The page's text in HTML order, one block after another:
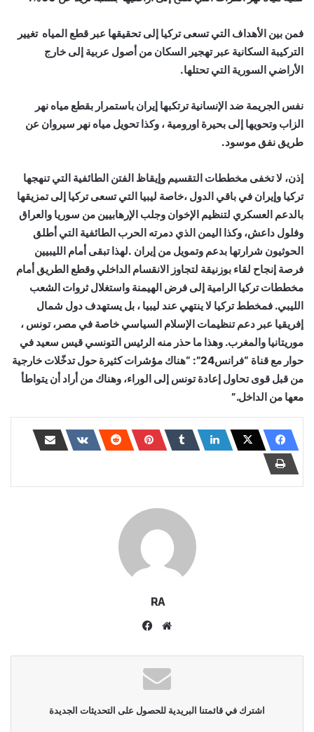
فمن بين الأهداف التي تسعى تركيا إلى تحقيقها عبر قطع المياه تغيير
التركيبة السكانية عبر تهجير السكان من أصول عربية إلى خارج
الأراضي السورية التي تحتلها.
نفس الجريمة ضد الإنسانية ترتكبها إيران باستمرار بقطع مياه نهر
الزاب وتحويها إلى بحيرة اورومية ، وكذا تحويل مياه نهر سيروان عن
طريق نفق موسود.
إذن، لا تخفى مخططات التقسيم وإيقاظ الفتن الطائفية التي تنهجها
تركيا وإيران في باقي الدول ،خاصة ليبيا التي تسعى تركيا إلى تمزيقها
بالدعم العسكري لتنظيم الإخوان وجلب الإرهابيين من سوريا والعراق
وفلول داعش، وكذا اليمن الذي دمرته الحرب الطائفية التي أطلق
الحوثيون شرارتها بدعم وتمويل من إيران .لهذا تبقى أمام الليبيين
فرصة إنجاح لقاء بوزنيقة لتجاوز الانقسام الداخلي وقطع الطريق أمام
مخططات تركيا الرامية إلى فرض الهيمنة واستغلال ثروات الشعب
الليبي. فمخطط تركيا لا ينتهي عند ليبيا ، بل يستهدف دول شمال
إفريقيا عبر دعم تنظيمات الإسلام السياسي خاصة في مصر، تونس ،
موريتانيا والمغرب. وهذا ما حذر منه الرئيس التونسي قيس سعيد في
حوار مع قناة “فرانس24”: “هناك مؤشرات كثيرة حول تدخّلات خارجية
من قبل قوى تحاول إعادة تونس إلى الوراء، وهناك من أراد أن يتواطأ
معها من الداخل.”
RA
موقع
اشترك في قائمتنا البريدية للحصول على التحديثات الجديدة